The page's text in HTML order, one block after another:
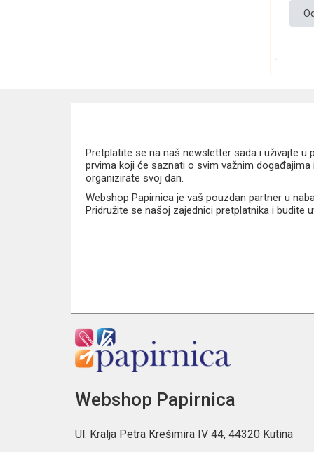
Pretplatite se na naš newsletter sada i uživajte
prvima koji će saznati o svim važnim
organizirate svoj dan.
Webshop Papirnica je vaš pouzdan partner u
Pridružite se našoj zajednici pretplatnika i budite
Webshop Papirnica
Ul. Kralja Petra Krešimira IV 44, 44320 Kutina